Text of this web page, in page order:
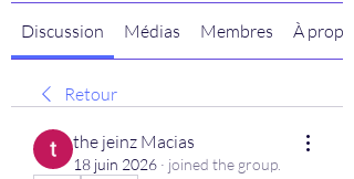
Discussion Médias Membres À propos
Retour
the jeinz Macias
18 juin 2026 · joined the group.